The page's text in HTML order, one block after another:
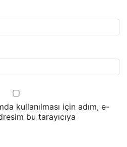
kullanılması için adım, e-
bu tarayıcıya